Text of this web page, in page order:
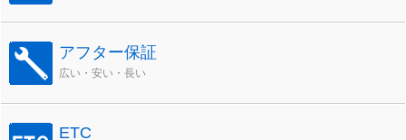
アフター保証
広い・安い・長い
ETC